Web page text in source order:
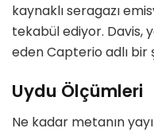
kaynaklı seragazı
tekabül ediyor. Davis,
eden Capterio adlı bir
Uydu Ölçümleri
Ne kadar metanın